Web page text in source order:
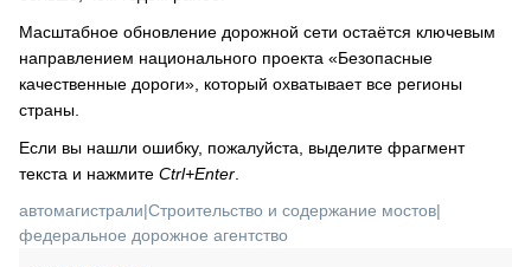
Масштабное обновление дорожной сети остаётся ключевым
направлением национального проекта «Безопасные
качественные дороги», который охватывает все регионы
страны.
Если вы нашли ошибку, пожалуйста, выделите фрагмент
текста и нажмите Ctrl+Enter
автомагистрали|Строительство и содержание мостов|
федеральное дорожное агентство